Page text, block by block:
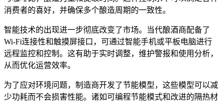
消费者的喜好，并确保多个酿造周期的一致性。
智能技术的出现进一步彻底改变了市场。当代酿酒商配备了
Wi-Fi连接性和触摸屏接口，可通过智能手机或平板电脑进行
远程监控和控制。这有助于实时调整，维护警报和使用分析，
从而优化运营效率。
为了应对环境问题，制造商开发了节能模型，这些模型可以减
少功耗而不会损害性能。诸如可编程节能模式和改进的隔热材